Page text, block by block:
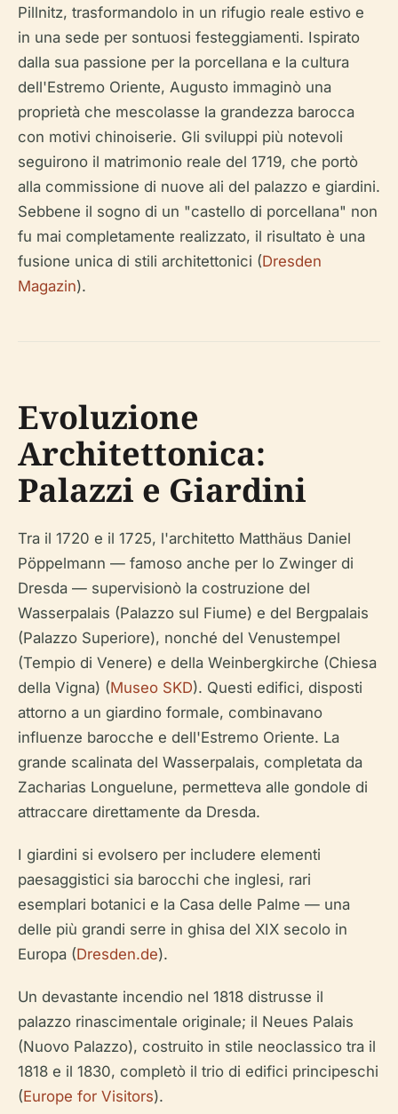
Pillnitz, trasformandolo in un rifugio reale estivo e
in una sede per sontuosi festeggiamenti. Ispirato
dalla sua passione per la porcellana e la cultura
dell'Estremo Oriente, Augusto immaginò una
proprietà che mescolasse la grandezza barocca
con motivi chinoiserie. Gli sviluppi più notevoli
seguirono il matrimonio reale del 1719, che portò
alla commissione di nuove ali del palazzo e giardini.
Sebbene il sogno di un "castello di porcellana" non
fu mai completamente realizzato, il risultato è una
fusione unica di stili architettonici (Dresden
Magazin).
Evoluzione
Architettonica:
Palazzi e Giardini
Tra il 1720 e il 1725, l'architetto Matthäus Daniel
Pöppelmann — famoso anche per lo Zwinger di
Dresda — supervisionò la costruzione del
Wasserpalais (Palazzo sul Fiume) e del Bergpalais
(Palazzo Superiore), nonché del Venustempel
(Tempio di Venere) e della Weinbergkirche (Chiesa
della Vigna) (Museo SKD). Questi edifici, disposti
attorno a un giardino formale, combinavano
influenze barocche e dell'Estremo Oriente. La
grande scalinata del Wasserpalais, completata da
Zacharias Longuelune, permetteva alle gondole di
attraccare direttamente da Dresda.
I giardini si evolsero per includere elementi
paesaggistici sia barocchi che inglesi, rari
esemplari botanici e la Casa delle Palme — una
delle più grandi serre in ghisa del XIX secolo in
Europa (Dresden.de).
Un devastante incendio nel 1818 distrusse il
palazzo rinascimentale originale; il Neues Palais
(Nuovo Palazzo), costruito in stile neoclassico tra il
1818 e il 1830, completò il trio di edifici principeschi
(Europe for Visitors).